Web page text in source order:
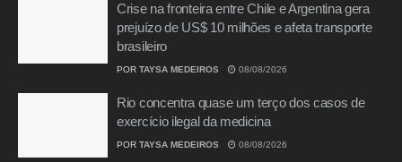
Crise na fronteira entre Chile e Argentina gera
prejuízo de US$ 10 milhões e afeta transporte
brasileiro
POR TAYSA MEDEIROS 08/08/2026
Rio concentra quase um terço dos casos de
exercício ilegal da medicina
POR TAYSA MEDEIROS 08/08/2026